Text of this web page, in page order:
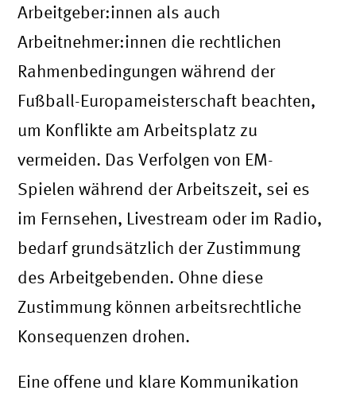
Arbeitgeber:innen als auch
Arbeitnehmer:innen die rechtlichen
Rahmenbedingungen während der
Fußball-Europameisterschaft beachten,
um Konflikte am Arbeitsplatz zu
vermeiden. Das Verfolgen von EM-
Spielen während der Arbeitszeit, sei es
im Fernsehen, Livestream oder im Radio,
bedarf grundsätzlich der Zustimmung
des Arbeitgebenden. Ohne diese
Zustimmung können arbeitsrechtliche
Konsequenzen drohen.
Eine offene und klare Kommunikation